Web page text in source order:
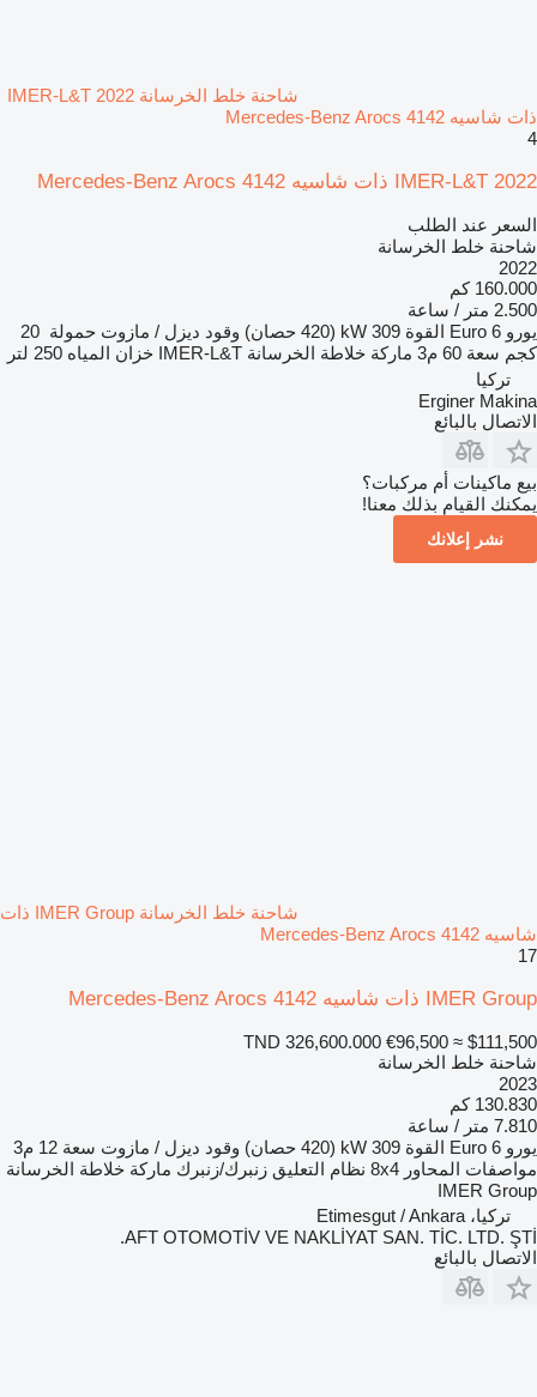
شاحنة خلط الخرسانة IMER-L&T 2022
ذات شاسيه Mercedes-Benz Arocs 4142
4
IMER-L&T 2022 ذات شاسيه Mercedes-Benz Arocs 4142
السعر عند الطلب
شاحنة خلط الخرسانة
2022
160.000 كم
2.500 متر / ساعة
يورو Euro 6 القوة 309 kW (420 حصان) وقود ديزل / مازوت حمولة 20
كجم سعة 60 م3 ماركة خلاطة الخرسانة IMER-L&T خزان المياه 250 لتر
تركيا
Erginer Makina
الاتصال بالبائع
بيع ماكينات أم مركبات؟
يمكنك القيام بذلك معنا!
نشر إعلانك
شاحنة خلط الخرسانة IMER Group ذات
شاسيه Mercedes-Benz Arocs 4142
17
IMER Group ذات شاسيه Mercedes-Benz Arocs 4142
TND 326,600.000 €96,500 ≈ $111,500
شاحنة خلط الخرسانة
2023
130.830 كم
7.810 متر / ساعة
يورو Euro 6 القوة 309 kW (420 حصان) وقود ديزل / مازوت سعة 12 م3
مواصفات المحاور 8x4 نظام التعليق زنبرك/زنبرك ماركة خلاطة الخرسانة
IMER Group
تركيا، Etimesgut / Ankara
AFT OTOMOTİV VE NAKLİYAT SAN. TİC. LTD. ŞTİ.
الاتصال بالبائع